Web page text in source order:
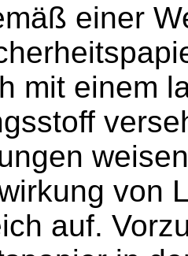
einer
mit einem
von
auf.